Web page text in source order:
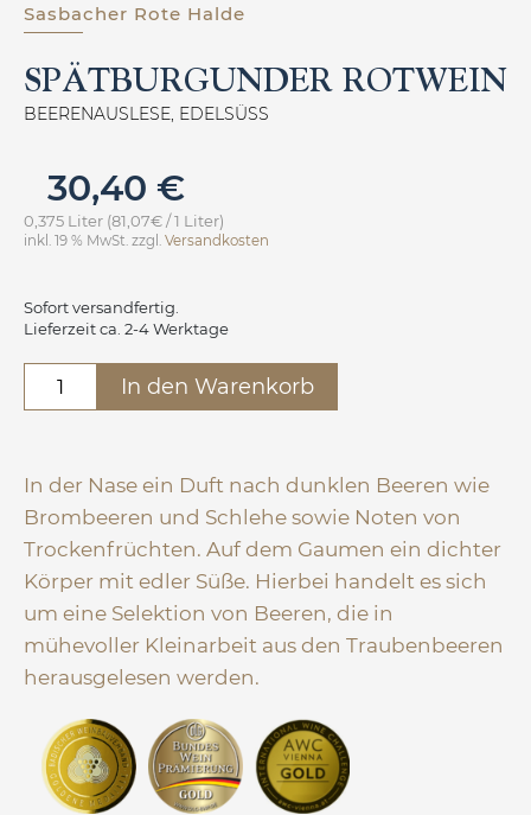
Sasbacher Rote Halde
SPÄTBURGUNDER ROTWEIN
BEERENAUSLESE, EDELSÜSS
30,40 €
0,375 Liter (81,07€ / 1 Liter)
inkl. 19 % MwSt. zzgl. Versandkosten
Sofort versandfertig.
Lieferzeit ca. 2-4 Werktage
Spätburgunder
Rotwein
In den Warenkorb
In der Nase ein Duft nach dunklen Beeren wie
Brombeeren und Schlehe sowie Noten von
Trockenfrüchten. Auf dem Gaumen ein dichter
Körper mit edler Süße. Hierbei handelt es sich
um eine Selektion von Beeren, die in
mühevoller Kleinarbeit aus den Traubenbeeren
herausgelesen werden.